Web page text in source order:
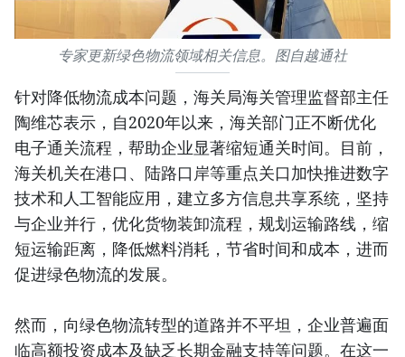
专家更新绿色物流领域相关信息。图自越通社
针对降低物流成本问题，海关局海关管理监督部主任
陶维芯表示，自2020年以来，海关部门正不断优化
电子通关流程，帮助企业显著缩短通关时间。目前，
海关机关在港口、陆路口岸等重点关口加快推进数字
技术和人工智能应用，建立多方信息共享系统，坚持
与企业并行，优化货物装卸流程，规划运输路线，缩
短运输距离，降低燃料消耗，节省时间和成本，进而
促进绿色物流的发展。
然而，向绿色物流转型的道路并不平坦，企业普遍面
临高额投资成本及缺乏长期金融支持等问题。在这一